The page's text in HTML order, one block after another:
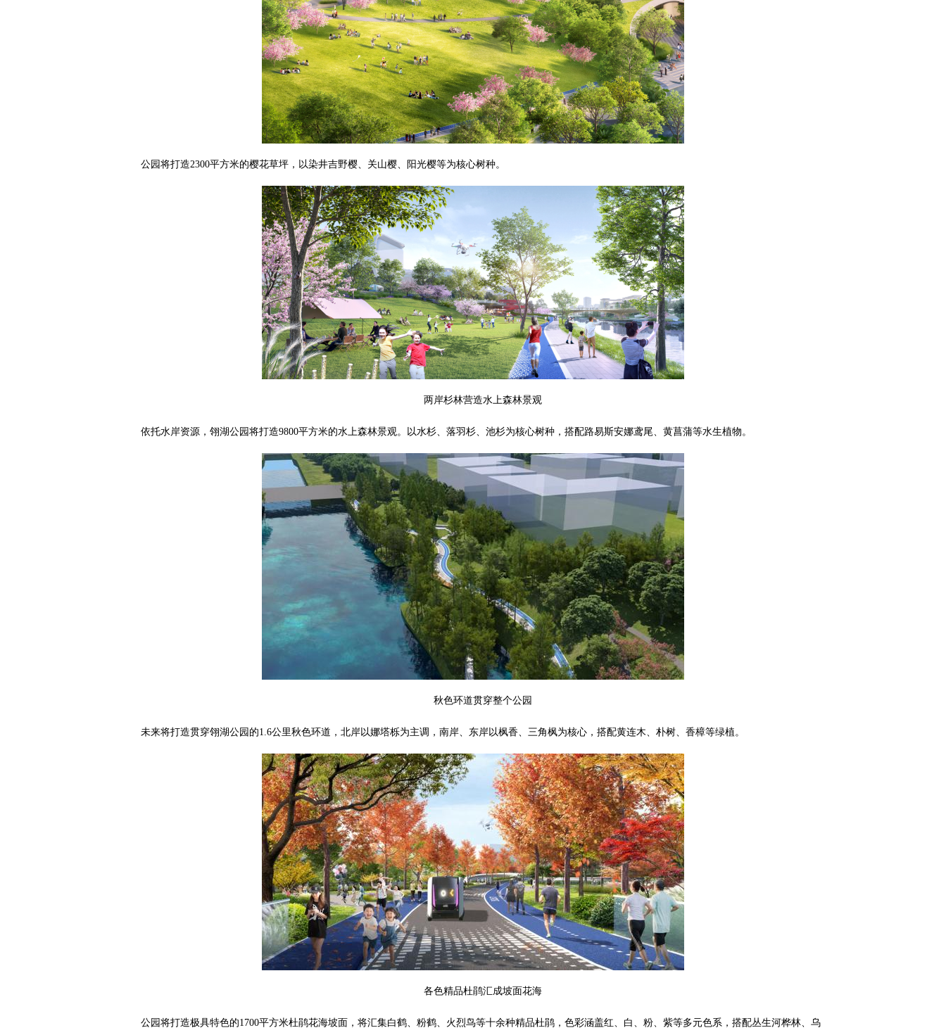
公园将打造2300平方米的樱花草坪，以染井吉野樱、关山樱、阳光樱等为核心树种。
两岸杉林营造水上森林景观
依托水岸资源，翎湖公园将打造9800平方米的水上森林景观。以水杉、落羽杉、池杉为核心树种，搭配路易斯安娜鸢尾、黄菖蒲等水生植物。
秋色环道贯穿整个公园
未来将打造贯穿翎湖公园的1.6公里秋色环道，北岸以娜塔栎为主调，南岸、东岸以枫香、三角枫为核心，搭配黄连木、朴树、香樟等绿植。
各色精品杜鹃汇成坡面花海
公园将打造极具特色的1700平方米杜鹃花海坡面，将汇集白鹤、粉鹤、火烈鸟等十余种精品杜鹃，色彩涵盖红、白、粉、紫等多元色系，搭配丛生河桦林、乌